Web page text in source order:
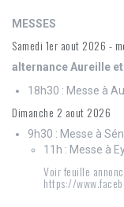
MESSES
Samedi 1er aout 2026 -
alternance Aureille
18h30 : Messe à
Dimanche 2 aout 2026
9h30 : Messe à
11h : Messe à
Voir feuille
https://